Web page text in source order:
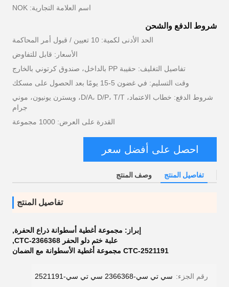
اسم العلامة التجارية: NOK
شروط الدفع والشحن
الحد الأدنى لكمية: 10 تعيين / قبول أمر المحاكمة
الأسعار: قابل للتفاوض
تفاصيل التغليف: حقيبة PP بالداخل، صندوق كرتوني بالخارج
وقت التسليم: في غضون 5-15 يومًا بعد الحصول على مسكك
شروط الدفع: خطاب الاعتماد، D/A، D/P، T/T، ويسترن يونيون، موني
جرام
القدرة على العرض: 1000 مجموعة
احصل على أفضل سعر
تفاصيل المنتج وصف المنتج
تفاصيل المنتج
إبراز: مجموعة أغطية أسطوانة ذراع الحفرة,
علبة ختم دلو الحفر CTC-2366368
,
CTC-2521191 مجموعة أغطية الأسطوانة مع الضمان
رقم الجزء: سي تي سي-2366368 سي تي سي-2521191